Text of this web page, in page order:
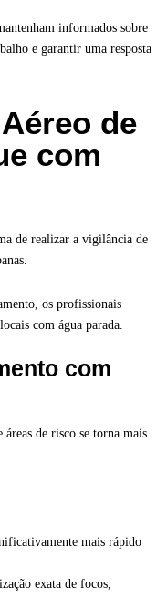
informados sobre
e garantir uma resposta
de
com
de realizar a vigilância de
os profissionais
com água parada.
com
de risco se torna mais
mais rápido
exata de focos,